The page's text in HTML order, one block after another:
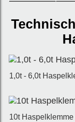
1,0t - 6,0t
10t Haspelklemme